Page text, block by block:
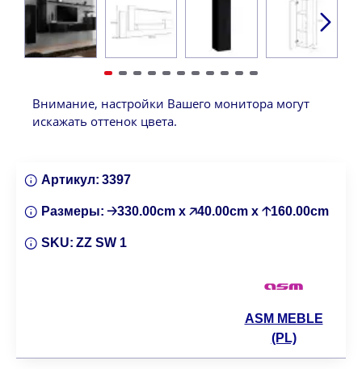
Внимание, настройки Вашего монитора могут
искажать оттенок цвета.
Артикул: 3397
Размеры: 🡢330.00cm x 🡥40.00cm x 🡡160.00cm
SKU: ZZ SW 1
ASM MEBLE
(PL)